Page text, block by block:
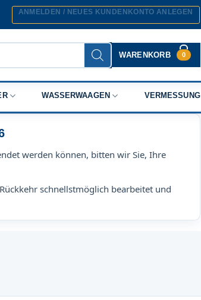
ANMELDEN / NEUES KUNDENKONTO ANLEGEN
WARENKORB 0
WASSERWAAGEN VERMESSUNG
werden können, bitten wir Sie, Ihre
schnellstmöglich bearbeitet und